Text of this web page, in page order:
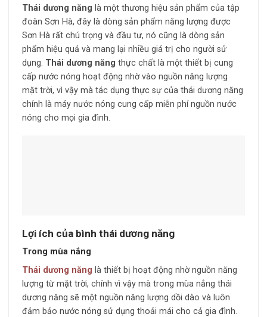
Thái dương năng là một thương hiệu sản phẩm của tập
đoàn Sơn Hà, đây là dòng sản phẩm năng lượng được
Sơn Hà rất chú trọng và đầu tư, nó cũng là dòng sản
phẩm hiệu quả và mang lại nhiều giá trị cho người sử
dụng. Thái dương năng thực chất là một thiết bị cung
cấp nước nóng hoạt động nhờ vào nguồn năng lượng
mặt trời, vì vậy mà tác dụng thực sự của thái dương năng
chính là máy nước nóng cung cấp miễn phí nguồn nước
nóng cho mọi gia đình.
Lợi ích của bình thái dương năng
Trong mùa nắng
Thái dương năng là thiết bị hoạt động nhờ nguồn năng
lượng từ mặt trời, chính vì vậy mà trong mùa nắng thái
dương năng sẽ một nguồn năng lượng dồi dào và luôn
đảm bảo nước nóng sử dụng thoải mái cho cả gia đình.